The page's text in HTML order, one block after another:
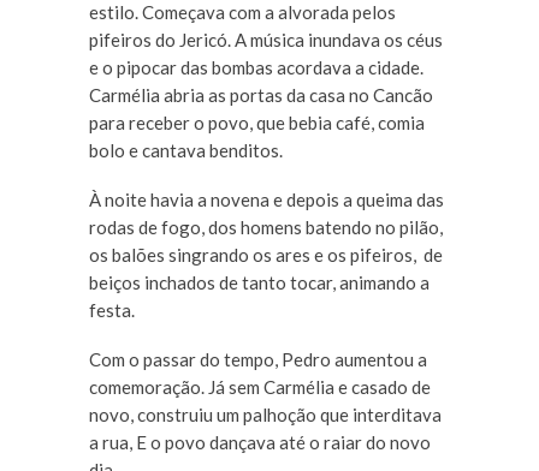
estilo. Começava com a alvorada pelos
pifeiros do Jericó. A música inundava os céus
e o pipocar das bombas acordava a cidade.
Carmélia abria as portas da casa no Cancão
para receber o povo, que bebia café, comia
bolo e cantava benditos.
À noite havia a novena e depois a queima das
rodas de fogo, dos homens batendo no pilão,
os balões singrando os ares e os pifeiros, de
beiços inchados de tanto tocar, animando a
festa.
Com o passar do tempo, Pedro aumentou a
comemoração. Já sem Carmélia e casado de
novo, construiu um palhoção que interditava
a rua, E o povo dançava até o raiar do novo